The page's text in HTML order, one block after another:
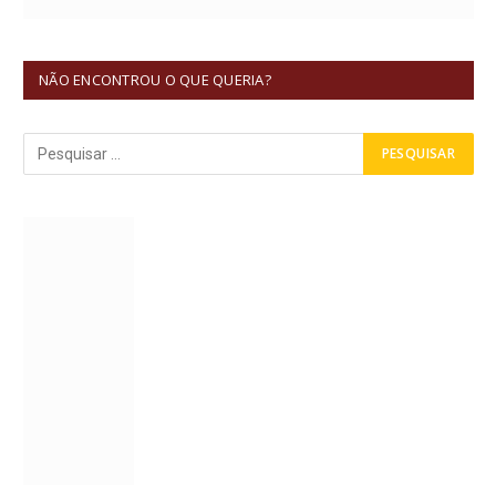
NÃO ENCONTROU O QUE QUERIA?